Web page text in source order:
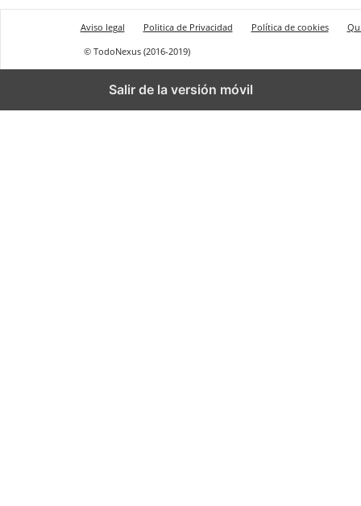
Aviso legal Politica de Privacidad Política de cookies
© TodoNexus (2016-2019)
Salir de la versión móvil